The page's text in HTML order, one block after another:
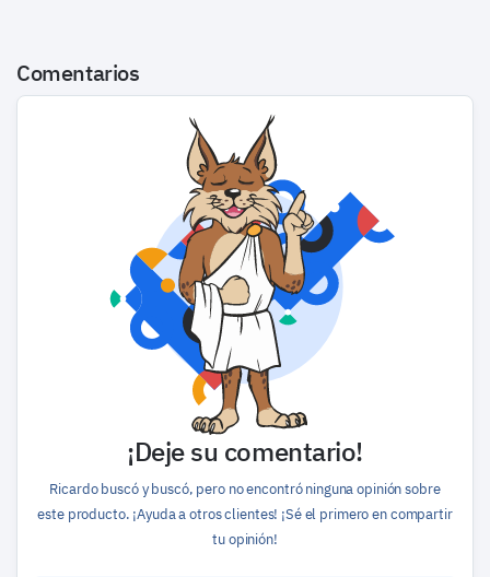
Comentarios
¡Deje su comentario!
Ricardo buscó y buscó, pero no encontró ninguna opinión sobre
este producto. ¡Ayuda a otros clientes! ¡Sé el primero en compartir
tu opinión!